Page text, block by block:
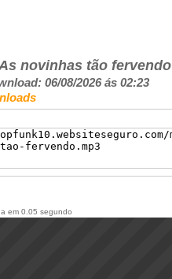
novinhas tão fervendo
06/08/2026 ás 02:23
em 0.05 segundo